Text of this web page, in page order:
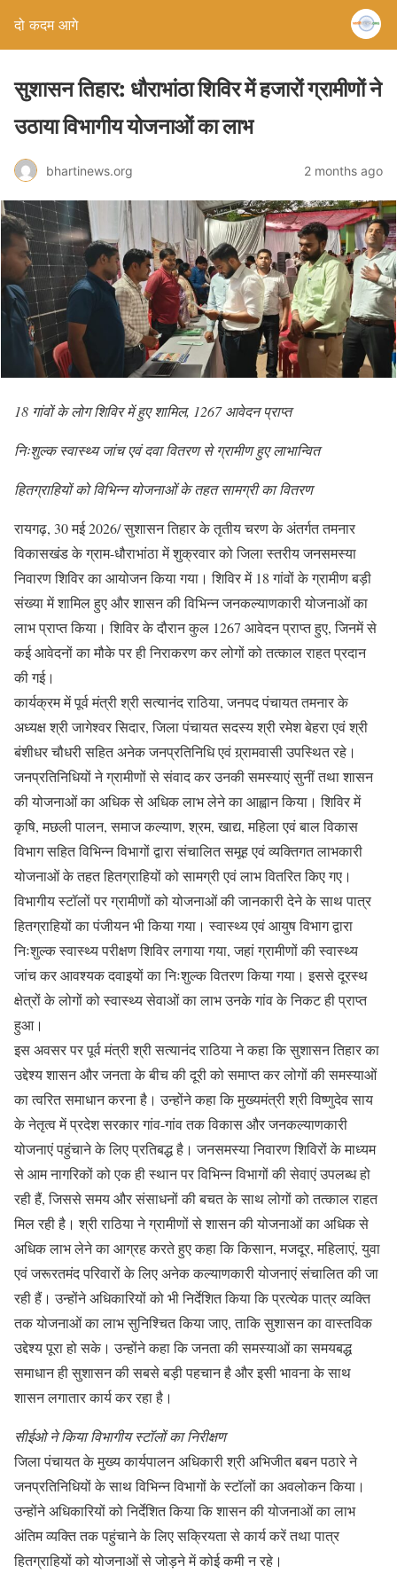
दो कदम आगे
सुशासन तिहार: धौराभांठा शिविर में हजारों ग्रामीणों ने
उठाया विभागीय योजनाओं का लाभ
bhartinews.org 2 months ago
18 गांवों के लोग शिविर में हुए शामिल, 1267 आवेदन प्राप्त
निःशुल्क स्वास्थ्य जांच एवं दवा वितरण से ग्रामीण हुए लाभान्वित
हितग्राहियों को विभिन्न योजनाओं के तहत सामग्री का वितरण
रायगढ़, 30 मई 2026/ सुशासन तिहार के तृतीय चरण के अंतर्गत तमनार
विकासखंड के ग्राम-धौराभांठा में शुक्रवार को जिला स्तरीय जनसमस्या
निवारण शिविर का आयोजन किया गया। शिविर में 18 गांवों के ग्रामीण बड़ी
संख्या में शामिल हुए और शासन की विभिन्न जनकल्याणकारी योजनाओं का
लाभ प्राप्त किया। शिविर के दौरान कुल 1267 आवेदन प्राप्त हुए, जिनमें से
कई आवेदनों का मौके पर ही निराकरण कर लोगों को तत्काल राहत प्रदान
की गई।
कार्यक्रम में पूर्व मंत्री श्री सत्यानंद राठिया, जनपद पंचायत तमनार के
अध्यक्ष श्री जागेश्वर सिदार, जिला पंचायत सदस्य श्री रमेश बेहरा एवं श्री
बंशीधर चौधरी सहित अनेक जनप्रतिनिधि एवं ग्र्रामवासी उपस्थित रहे।
जनप्रतिनिधियों ने ग्रामीणों से संवाद कर उनकी समस्याएं सुनीं तथा शासन
की योजनाओं का अधिक से अधिक लाभ लेने का आह्वान किया। शिविर में
कृषि, मछली पालन, समाज कल्याण, श्रम, खाद्य, महिला एवं बाल विकास
विभाग सहित विभिन्न विभागों द्वारा संचालित समूह एवं व्यक्तिगत लाभकारी
योजनाओं के तहत हितग्राहियों को सामग्री एवं लाभ वितरित किए गए।
विभागीय स्टॉलों पर ग्रामीणों को योजनाओं की जानकारी देने के साथ पात्र
हितग्राहियों का पंजीयन भी किया गया। स्वास्थ्य एवं आयुष विभाग द्वारा
निःशुल्क स्वास्थ्य परीक्षण शिविर लगाया गया, जहां ग्रामीणों की स्वास्थ्य
जांच कर आवश्यक दवाइयों का निःशुल्क वितरण किया गया। इससे दूरस्थ
क्षेत्रों के लोगों को स्वास्थ्य सेवाओं का लाभ उनके गांव के निकट ही प्राप्त
हुआ।
इस अवसर पर पूर्व मंत्री श्री सत्यानंद राठिया ने कहा कि सुशासन तिहार का
उद्देश्य शासन और जनता के बीच की दूरी को समाप्त कर लोगों की समस्याओं
का त्वरित समाधान करना है। उन्होंने कहा कि मुख्यमंत्री श्री विष्णुदेव साय
के नेतृत्व में प्रदेश सरकार गांव-गांव तक विकास और जनकल्याणकारी
योजनाएं पहुंचाने के लिए प्रतिबद्ध है। जनसमस्या निवारण शिविरों के माध्यम
से आम नागरिकों को एक ही स्थान पर विभिन्न विभागों की सेवाएं उपलब्ध हो
रही हैं, जिससे समय और संसाधनों की बचत के साथ लोगों को तत्काल राहत
मिल रही है। श्री राठिया ने ग्रामीणों से शासन की योजनाओं का अधिक से
अधिक लाभ लेने का आग्रह करते हुए कहा कि किसान, मजदूर, महिलाएं, युवा
एवं जरूरतमंद परिवारों के लिए अनेक कल्याणकारी योजनाएं संचालित की जा
रही हैं। उन्होंने अधिकारियों को भी निर्देशित किया कि प्रत्येक पात्र व्यक्ति
तक योजनाओं का लाभ सुनिश्चित किया जाए, ताकि सुशासन का वास्तविक
उद्देश्य पूरा हो सके। उन्होंने कहा कि जनता की समस्याओं का समयबद्ध
समाधान ही सुशासन की सबसे बड़ी पहचान है और इसी भावना के साथ
शासन लगातार कार्य कर रहा है।
सीईओ ने किया विभागीय स्टॉलों का निरीक्षण
जिला पंचायत के मुख्य कार्यपालन अधिकारी श्री अभिजीत बबन पठारे ने
जनप्रतिनिधियों के साथ विभिन्न विभागों के स्टॉलों का अवलोकन किया।
उन्होंने अधिकारियों को निर्देशित किया कि शासन की योजनाओं का लाभ
अंतिम व्यक्ति तक पहुंचाने के लिए सक्रियता से कार्य करें तथा पात्र
हितग्राहियों को योजनाओं से जोड़ने में कोई कमी न रहे।